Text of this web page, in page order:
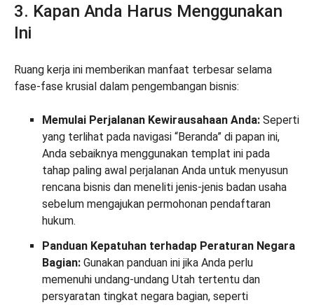
3. Kapan Anda Harus Menggunakan
Ini
Ruang kerja ini memberikan manfaat terbesar selama
fase-fase krusial dalam pengembangan bisnis:
Memulai Perjalanan Kewirausahaan Anda: Seperti
yang terlihat pada navigasi “Beranda” di papan ini,
Anda sebaiknya menggunakan templat ini pada
tahap paling awal perjalanan Anda untuk menyusun
rencana bisnis dan meneliti jenis-jenis badan usaha
sebelum mengajukan permohonan pendaftaran
hukum.
Panduan Kepatuhan terhadap Peraturan Negara
Bagian: Gunakan panduan ini jika Anda perlu
memenuhi undang-undang Utah tertentu dan
persyaratan tingkat negara bagian, seperti